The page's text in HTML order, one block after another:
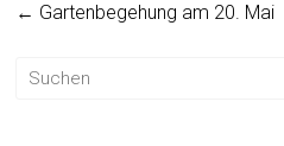
← Gartenbegehung am 20. Mai